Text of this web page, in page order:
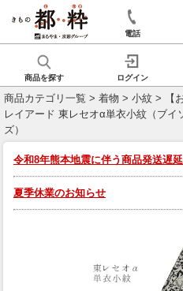
電話
商品を探す ログイン
商品カテゴリ一覧 > 着物 > 小紋 > 【
レイアード 東レセオα単衣小紋（ブイ
ズ）
令和8年熊本地震に伴う商品発送遅
夏季休業のお知らせ